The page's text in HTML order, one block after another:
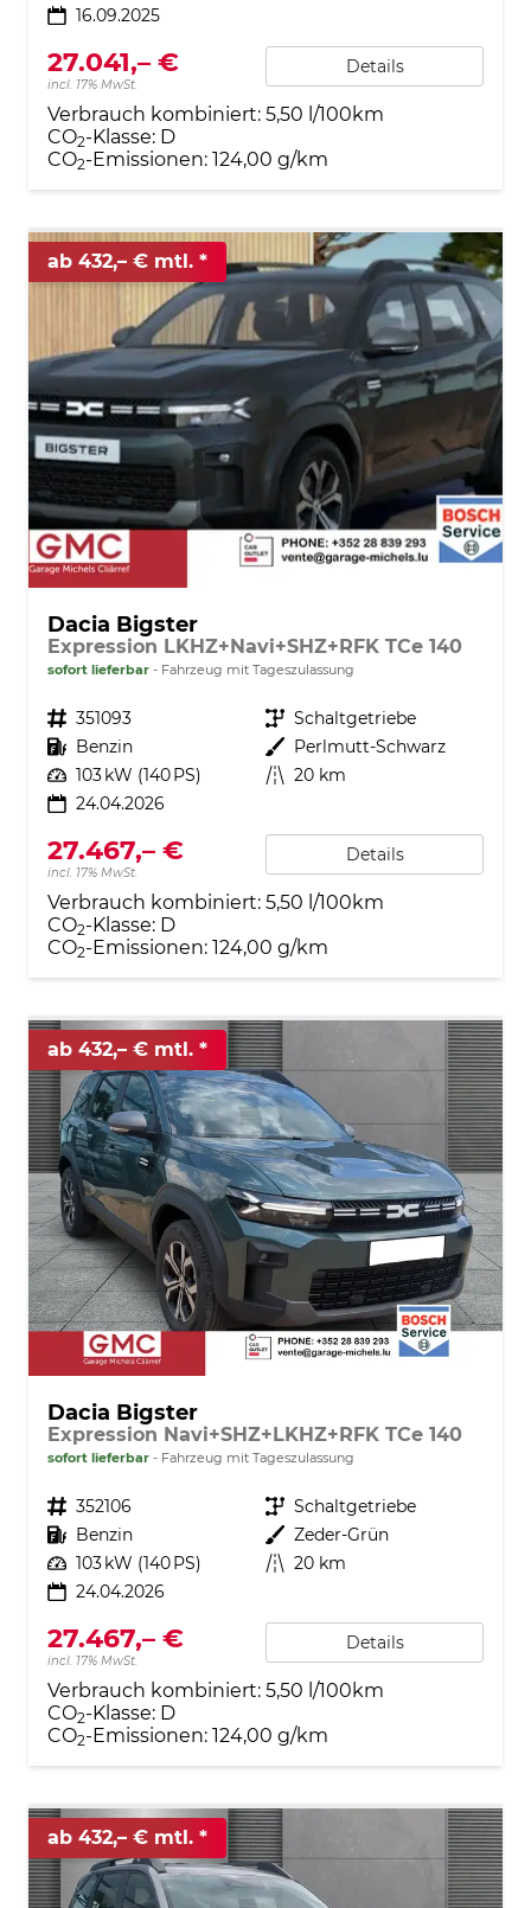
16.09.2025
27.041,– €
incl. 17% MwSt.
Details
Verbrauch kombiniert: 5,50 l/100km
CO2-Klasse: D
CO2-Emissionen: 124,00 g/km
ab 432,– € mtl.
Dacia Bigster
Expression LKHZ+Navi+SHZ+RFK TCe 140
sofort lieferbar Fahrzeug mit Tageszulassung
Fahrzeugnr. 351093 Getriebe Schaltgetriebe
Kraftstoff Benzin Außenfarbe Perlmutt-Schwarz
Leistung 103 kW (140 PS) Kilometerstand 20 km
24.04.2026
27.467,– €
incl. 17% MwSt.
Details
Verbrauch kombiniert: 5,50 l/100km
CO2-Klasse: D
CO2-Emissionen: 124,00 g/km
ab 432,– € mtl.
Dacia Bigster
Expression Navi+SHZ+LKHZ+RFK TCe 140
sofort lieferbar Fahrzeug mit Tageszulassung
Fahrzeugnr. 352106 Getriebe Schaltgetriebe
Kraftstoff Benzin Außenfarbe Zeder-Grün
Leistung 103 kW (140 PS) Kilometerstand 20 km
24.04.2026
27.467,– €
incl. 17% MwSt.
Details
Verbrauch kombiniert: 5,50 l/100km
CO2-Klasse: D
CO2-Emissionen: 124,00 g/km
ab 432,– € mtl.